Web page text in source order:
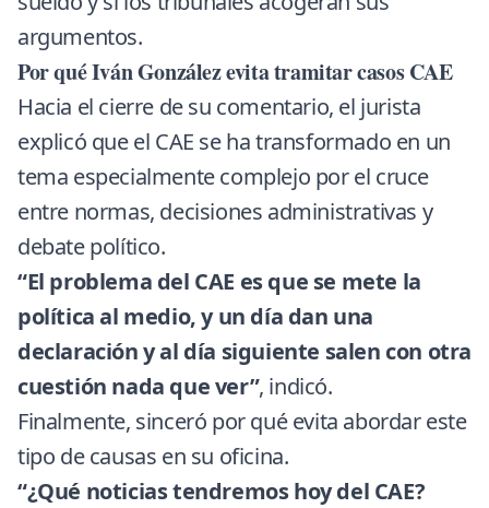
argumentos.
Por qué Iván González evita tramitar casos CAE
Hacia el cierre de su comentario, el jurista
explicó que el CAE se ha transformado en un
tema especialmente complejo por el cruce
entre normas, decisiones administrativas y
debate político.
“El problema del CAE es que se mete la
política al medio, y un día dan una
declaración y al día siguiente salen con otra
cuestión nada que ver”, indicó.
Finalmente, sinceró por qué evita abordar este
tipo de causas en su oficina.
“¿Qué noticias tendremos hoy del CAE?